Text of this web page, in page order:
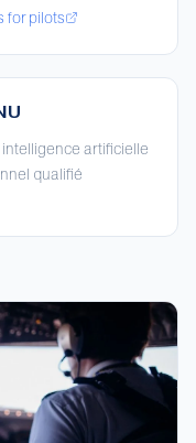
for pilots
artificielle
qualifié